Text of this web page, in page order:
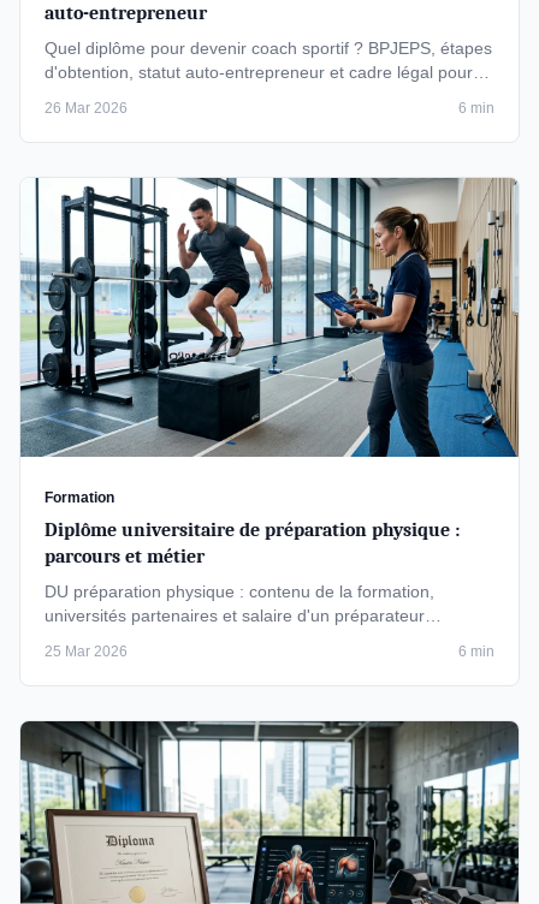
auto-entrepreneur
Quel diplôme pour devenir coach sportif ? BPJEPS, étapes
d'obtention, statut auto-entrepreneur et cadre légal pour
26 Mar 2026 6 min
Formation
Diplôme universitaire de préparation physique :
parcours et métier
DU préparation physique : contenu de la formation,
universités partenaires et salaire d'un préparateur
25 Mar 2026 6 min